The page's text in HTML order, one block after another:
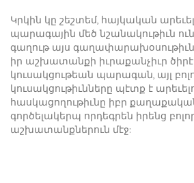
Կրկին կը շեշտեմ, հայկական
պարագային մեծ նշանակութիւն
գաղութ այս
իր աշխատանքի իւրաքանչիւր ծիրէ
կուսակցութեան պարագան, այլ
կուսակցութիւնները պէտք է
հասկացողութիւնը իբր
գործելակերպ որդեգրեն իրենց
աշխատանքներուն մէջ: